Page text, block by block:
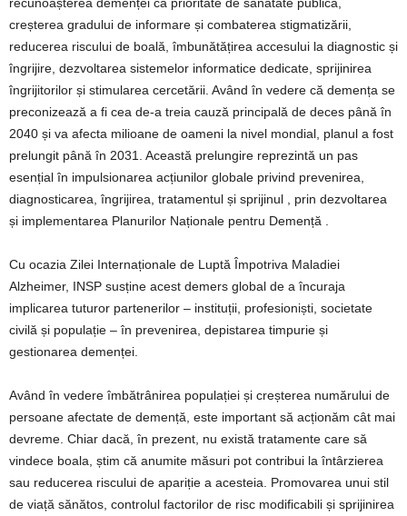
creșterea gradului de informare și combaterea stigmatizării,
reducerea riscului de boală, îmbunătățirea accesului la diagnostic și
îngrijire, dezvoltarea sistemelor informatice dedicate, sprijinirea
îngrijitorilor și stimularea cercetării. Având în vedere că demența se
preconizează a fi cea de-a treia cauză principală de deces până în
2040 și va afecta milioane de oameni la nivel mondial, planul a fost
prelungit până în 2031. Această prelungire reprezintă un pas
esențial în impulsionarea acțiunilor globale privind prevenirea,
diagnosticarea, îngrijirea, tratamentul și sprijinul , prin dezvoltarea
și implementarea Planurilor Naționale pentru Demență .
Cu ocazia Zilei Internaționale de Luptă Împotriva Maladiei
Alzheimer, INSP susține acest demers global de a încuraja
implicarea tuturor partenerilor – instituții, profesioniști, societate
civilă și populație – în prevenirea, depistarea timpurie și
gestionarea demenței.
Având în vedere îmbătrânirea populației și creșterea numărului de
persoane afectate de demență, este important să acționăm cât mai
devreme. Chiar dacă, în prezent, nu există tratamente care să
vindece boala, știm că anumite măsuri pot contribui la întârzierea
sau reducerea riscului de apariție a acesteia. Promovarea unui stil
de viață sănătos, controlul factorilor de risc modificabili și sprijinirea